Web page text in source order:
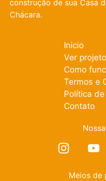
construção de sua Casa
Chácara.
Inicio
Ver
Como
Termos e
Política
Contato
Meios de